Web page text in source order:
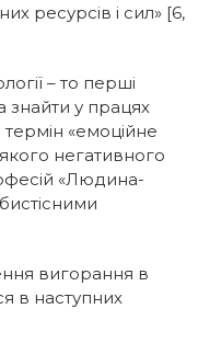
ресурсів і сил» [6,
– то перші
у працях
«емоційне
негативного
«Людина-
вигорання в
в наступних